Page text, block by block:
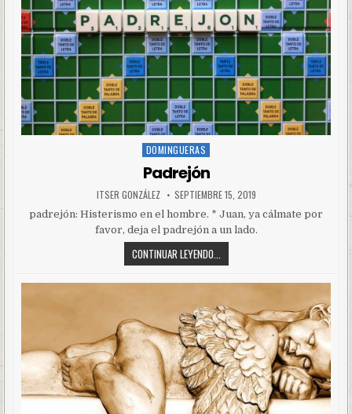
Posted
in
DOMINGUERAS
Padrejón
ITSER GONZÁLEZ SEPTIEMBRE 15, 2019
padrejón: Histerismo en el hombre. * Juan, ya cálmate por
favor, deja el padrejón a un lado.
CONTINUAR LEYENDO...